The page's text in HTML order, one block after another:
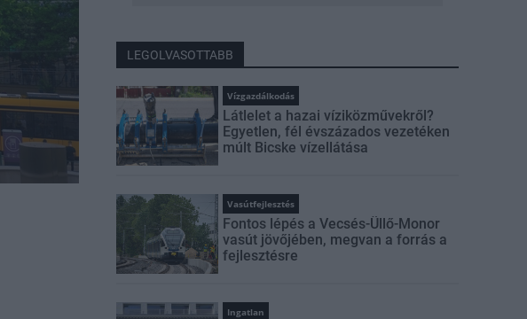
LEGOLVASOTTABB
Vízgazdálkodás
Látlelet a hazai víziközművekről?
Egyetlen, fél évszázados vezetéken
múlt Bicske vízellátása
Vasútfejlesztés
Fontos lépés a Vecsés-Üllő-Monor
vasút jövőjében, megvan a forrás a
fejlesztésre
Ingatlan